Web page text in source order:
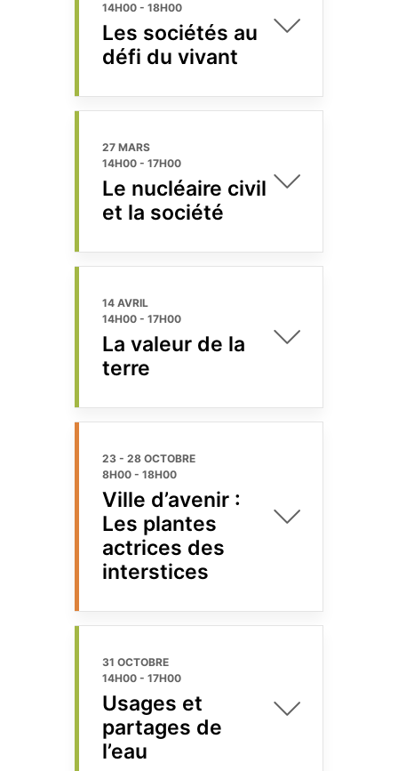
14H00 - 18H00
Les sociétés au
défi du vivant
27 MARS
14H00 - 17H00
Le nucléaire civil
et la société
14 AVRIL
14H00 - 17H00
La valeur de la
terre
23 - 28 OCTOBRE
8H00 - 18H00
Ville d’avenir :
Les plantes
actrices des
interstices
31 OCTOBRE
14H00 - 17H00
Usages et
partages de
l’eau